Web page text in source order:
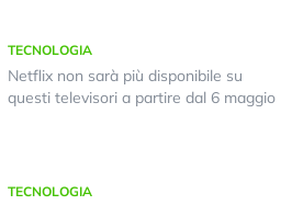
TECNOLOGIA
Netflix non sarà più disponibile su
questi televisori a partire dal 6 maggio
TECNOLOGIA